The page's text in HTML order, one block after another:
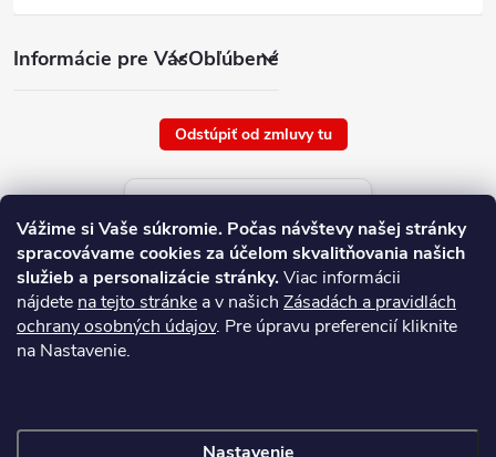
Vážime si Vaše súkromie. Počas návštevy našej stránky
spracovávame cookies za účelom skvalitňovania našich
služieb a personalizácie stránky.Viac informácii
nájdete na tejto stránke a v našich Zásadách a pravidlách
ochrany osobných údajov. Pre úpravu preferencií kliknite
na Nastavenie.
Informácie pre VásObľúbené
Odstúpiť od zmluvy tu
Aktuálne ceny tovaru
platné od : 6/8/2026